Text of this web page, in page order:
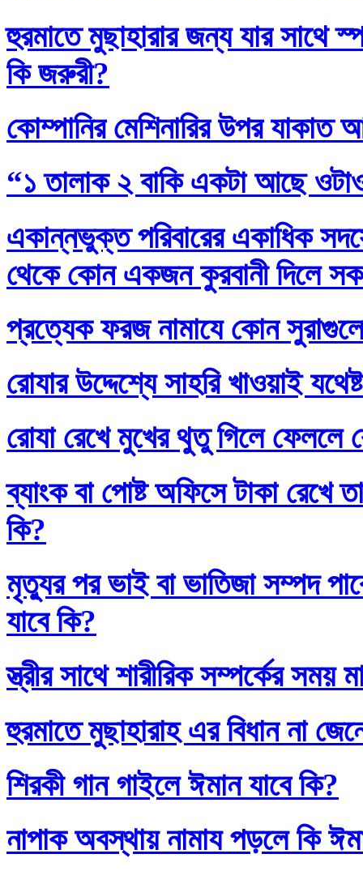
হুরমাতে মুছাহারার জন্য যার সাথে
কি জরুরী?
কোম্পানির মেশিনারির উপর যাকাত
“১ তালাক ২ বাকি একটা আছে
একান্নভুক্ত পরিবারের একাধিক
থেকে কোন একজন কুরবানী দিলে
প্রত্যেক ফরজ নামাযে কোন
রোযার উদ্দেশ্যে সাহরি খাওয়াই
রোযা রেখে মুখের থুতু গিলে ফেললে
ব্যাংক বা পোষ্ট অফিসে টাকা রেখে
কি?
মৃত্যুর পর ভাই বা ভাতিজা সম্পদ
যাবে কি?
স্ত্রীর সাথে শারীরিক সম্পর্কের
হুরমাতে মুছাহারাহ এর বিধান না
শিরকী গান গাইলে ঈমান যাবে কি?
নাপাক অবস্থায় নামায পড়লে কি